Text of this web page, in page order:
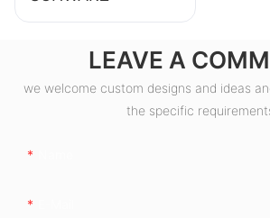
LEAVE A
we welcome custom designs and ideas
the specific